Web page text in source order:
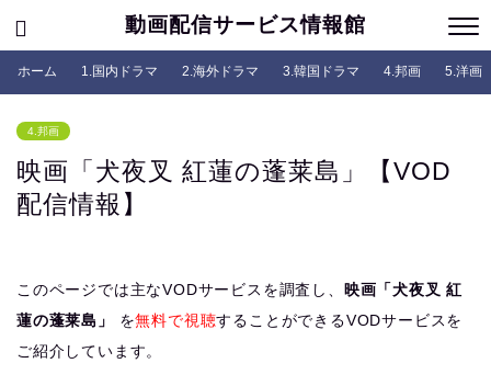
動画配信サービス情報館
ホーム 1.国内ドラマ 2.海外ドラマ 3.韓国ドラマ 4.邦画 5.洋画
4.邦画
映画「犬夜叉 紅蓮の蓬莱島」【VOD
配信情報】
このページでは主なVODサービスを調査し、 映画「犬夜叉 紅
蓮の蓬莱島」
を無料で視聴することができるVODサービスを
ご紹介しています。